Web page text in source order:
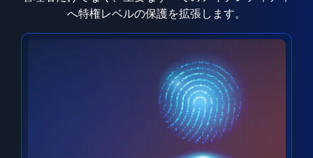
へ特権レベルの保護を拡張します。